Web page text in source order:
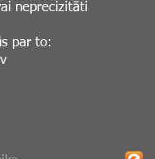
neprecizitāti
par to: